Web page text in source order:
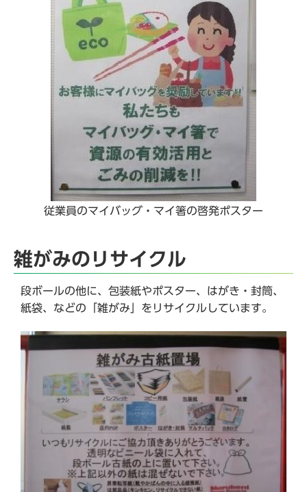
従業員のマイバッグ・マイ箸の啓発ポスター
雑がみのリサイクル
段ボールの他に、包装紙やポスター、はがき・封筒、
紙袋、などの「雑がみ」をリサイクルしています。